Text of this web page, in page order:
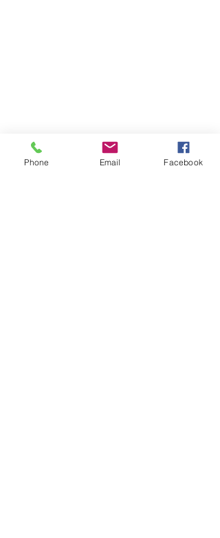
Phone Email Facebook